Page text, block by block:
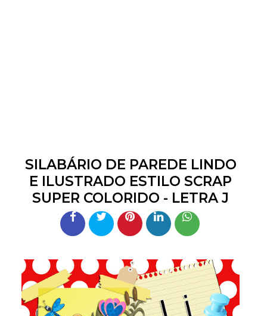
SILABÁRIO DE PAREDE LINDO
E ILUSTRADO ESTILO SCRAP
SUPER COLORIDO - LETRA J